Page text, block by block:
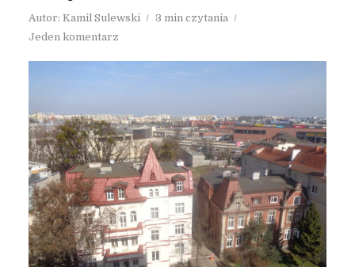
Autor: Kamil Sulewski
3 min czytania
Jeden komentarz